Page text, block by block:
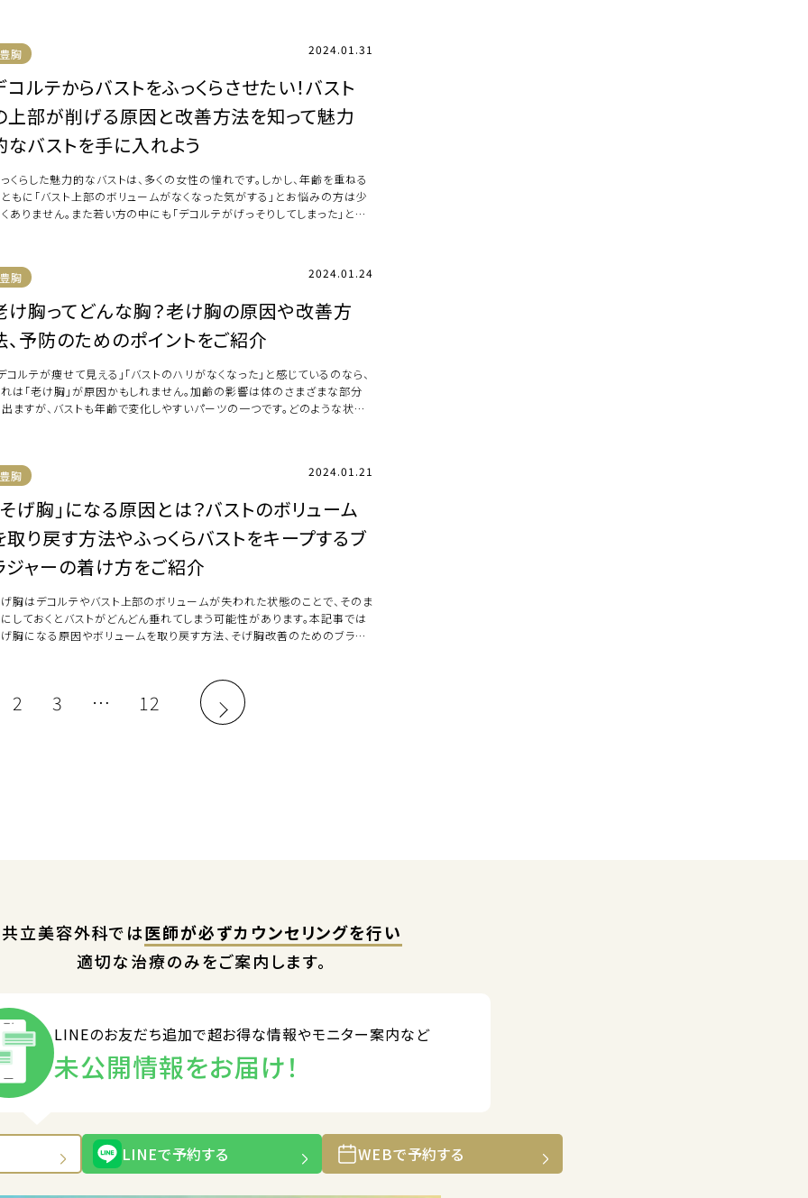
豊胸 2024.01.31
コルテからバストをふっくらさせたい！バスト
上部が削げる原因と改善方法を知って魅力
なバストを手に入れよう
くらした魅力的なバストは、多くの女性の憧れです。しかし、年齢を重ねる
もに「バスト上部のボリュームがなくなった気がする」とお悩みの方は少
ありません。また若い方の中にも「デコルテがげっそりしてしまった」と感
豊胸 2024.01.24
け胸ってどんな胸？老け胸の原因や改善方
、予防のためのポイントをご紹介
コルテが痩せて見える」「バストのハリがなくなった」と感じているのなら、
は「老け胸」が原因かもしれません。加齢の影響は体のさまざまな部分
ますが、バストも年齢で変化しやすいパーツの一つです。どのような状態
豊胸 2024.01.21
そげ胸」になる原因とは？バストのボリューム
取り戻す方法やふっくらバストをキープするブ
ジャーの着け方をご紹介
胸はデコルテやバスト上部のボリュームが失われた状態のことで、そのま
しておくとバストがどんどん垂れてしまう可能性があります。本記事では
胸になる原因やボリュームを取り戻す方法、そげ胸改善のためのブラジ
2 3 … 12
共立美容外科では医師が必ずカウンセリングを行い
適切な治療のみをご案内します。
LINEのお友だち追加で超お得な情報やモニター案内など
未公開情報をお届け！
LINEで予約する WEBで予約する